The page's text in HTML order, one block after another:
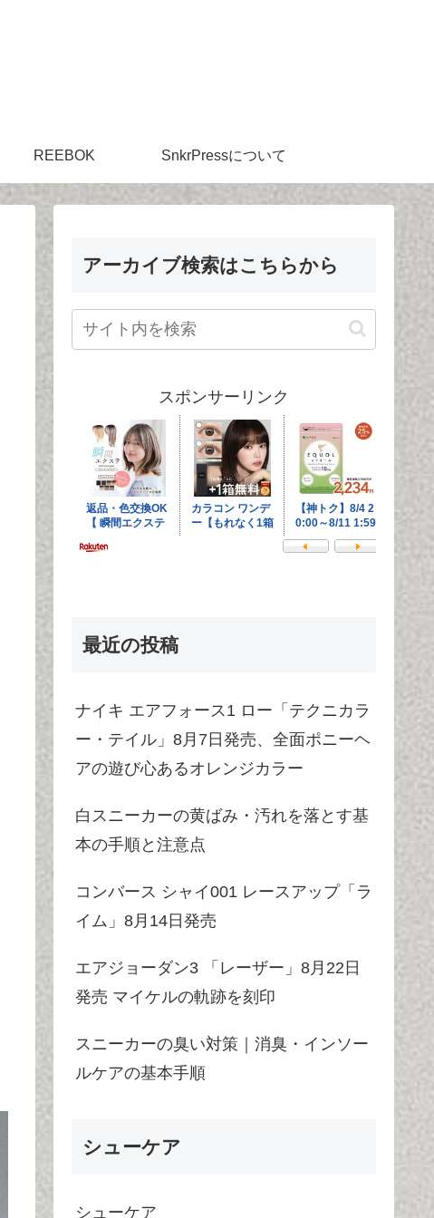
REEBOK SnkrPressについて
アーカイブ検索はこちらから
スポンサーリンク
最近の投稿
ナイキ エアフォース1 ロー「テクニカラ
ー・テイル」8月7日発売、全面ポニーヘ
アの遊び心あるオレンジカラー
白スニーカーの黄ばみ・汚れを落とす基
本の手順と注意点
コンバース シャイ001 レースアップ「ラ
イム」8月14日発売
エアジョーダン3 「レーザー」8月22日
発売 マイケルの軌跡を刻印
スニーカーの臭い対策｜消臭・インソー
ルケアの基本手順
シューケア
シューケア